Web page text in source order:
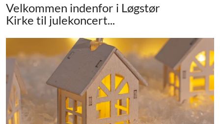
Velkommen indenfor i Løgstør
Kirke til julekoncert...